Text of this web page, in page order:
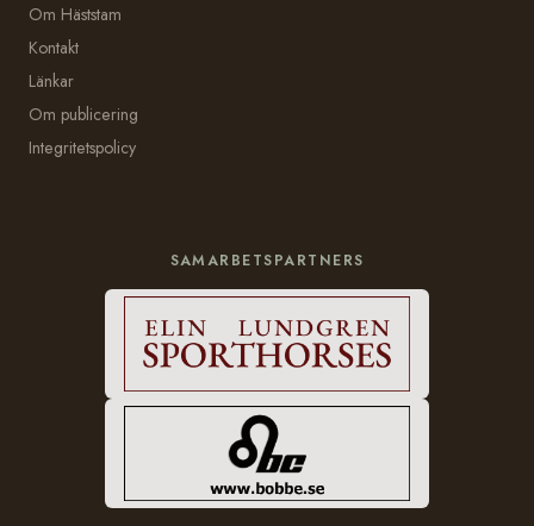
Om Häststam
Kontakt
Länkar
Om publicering
Integritetspolicy
SAMARBETSPARTNERS